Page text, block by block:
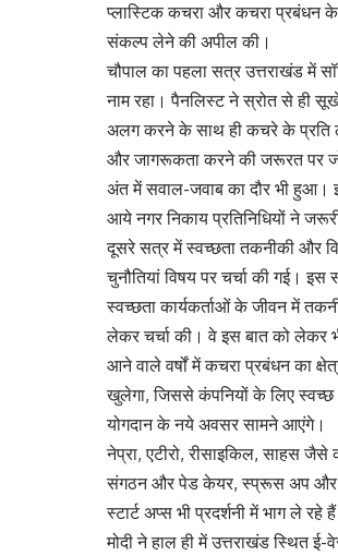
प्लास्टिक कचरा और कचरा प्रबंधन
संकल्प लेने की अपील की।
चौपाल का पहला सत्र उत्तराखंड में
नाम रहा। पैनलिस्ट ने स्रोत से ही
अलग करने के साथ ही कचरे के प्रति
और जागरूकता करने की जरूरत पर
अंत में सवाल-जवाब का दौर भी हुआ।
आये नगर निकाय प्रतिनिधियों ने
दूसरे सत्र में स्वच्छता तकनीकी और
चुनौतियां विषय पर चर्चा की गई।
स्वच्छता कार्यकर्ताओं के जीवन में
लेकर चर्चा की। वे इस बात को लेकर
आने वाले वर्षों में कचरा प्रबंधन का
खुलेगा, जिससे कंपनियों के लिए स्वच्छ
योगदान के नये अवसर सामने आएंगे।
नेप्रा, एटीरो, रीसाइकिल, साहस जैसे
संगठन और पेड केयर, स्प्रूस अप और
स्टार्ट अप्स भी प्रदर्शनी में भाग ले रहे
मोदी ने हाल ही में उत्तराखंड स्थित ई-